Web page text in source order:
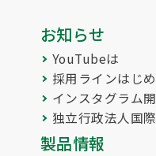
お知らせ
YouTubeは
採用ラインはじめ
インスタグラム開
独立行政法人国際
製品情報